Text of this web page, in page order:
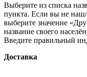
Выберите из списка
пункта. Если вы не
выберите значение
название своего
Введите правильный
Доставка